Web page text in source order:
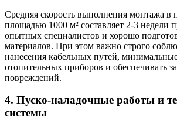
Средняя скорость выполнения монтажа в
площадью 1000 м² составляет 2-3 недели
опытных специалистов и хорошо
материалов. При этом важно строго
нанесения кабельных путей,
отопительных приборов и обеспечивать
повреждений.
4. Пуско-наладочные работы и
системы